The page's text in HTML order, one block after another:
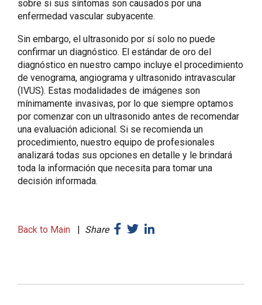
sobre si sus síntomas son causados por una
enfermedad vascular subyacente.
Sin embargo, el ultrasonido por sí solo no puede
confirmar un diagnóstico. El estándar de oro del
diagnóstico en nuestro campo incluye el procedimiento
de venograma, angiograma y ultrasonido intravascular
(IVUS). Estas modalidades de imágenes son
mínimamente invasivas, por lo que siempre optamos
por comenzar con un ultrasonido antes de recomendar
una evaluación adicional. Si se recomienda un
procedimiento, nuestro equipo de profesionales
analizará todas sus opciones en detalle y le brindará
toda la información que necesita para tomar una
decisión informada.
Back to Main Share